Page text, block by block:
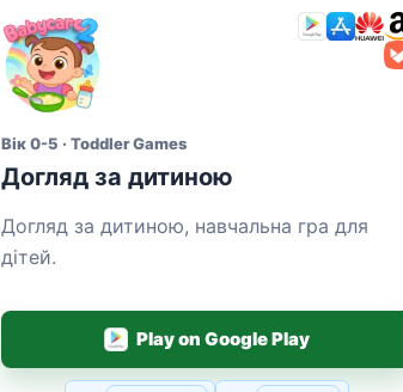
Вік 0-5 · Toddler Games
Догляд за дитиною
Догляд за дитиною, навчальна гра для
дітей.
Play on Google Play